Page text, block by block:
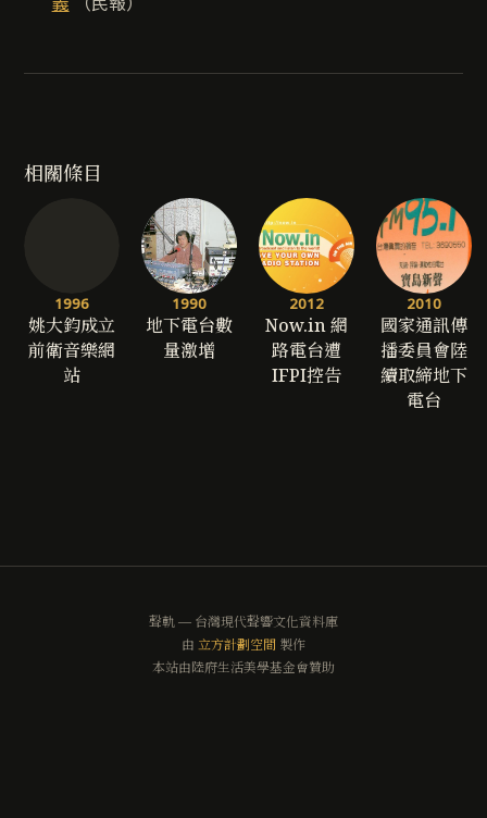
相關條目
1996
姚大鈞成立
前衛音樂網
站
1990
地下電台數
量激增
2012
Now.in 網
路電台遭
IFPI控告
2010
國家通訊傳
播委員會陸
續取締地下
電台
聲軌 — 台灣現代聲響文化資料庫
由 立方計劃空間 製作
本站由陸府生活美學基金會贊助